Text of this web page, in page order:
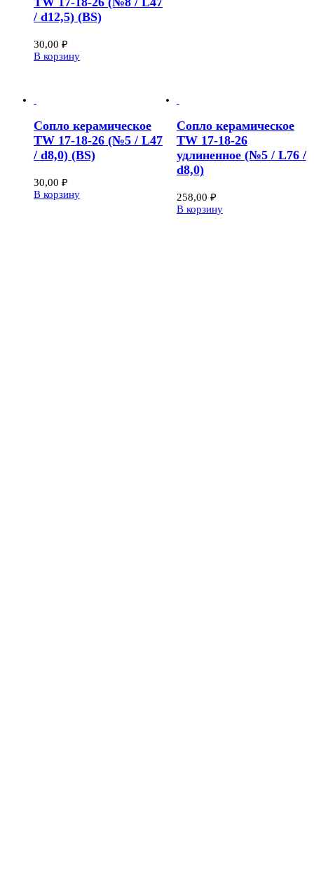
/ d12,5) (BS)
30,00 ₽
В корзину
Сопло керамическое
TW 17-18-26 (№5 / L47
/ d8,0) (BS)
30,00 ₽
В корзину
Сопло керамическое
TW 17-18-26
удлиненное (№5 / L76 /
d8,0)
258,00 ₽
В корзину